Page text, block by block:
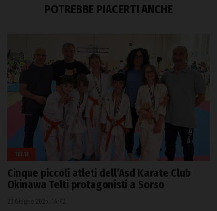
POTREBBE PIACERTI ANCHE
TELTI
Cinque piccoli atleti dell’Asd Karate Club
Okinawa Telti protagonisti a Sorso